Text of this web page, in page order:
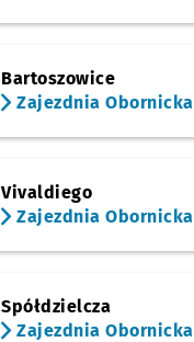
Bartoszowice
Zajezdnia Obornicka
Vivaldiego
Zajezdnia Obornicka
Spółdzielcza
Zajezdnia Obornicka